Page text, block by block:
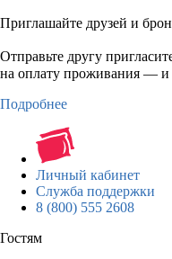
Приглашайте друзей и
Отправьте другу
на оплату проживания — и
Подробнее
Личный кабинет
Служба поддержки
8 (800) 555 2608
Гостям